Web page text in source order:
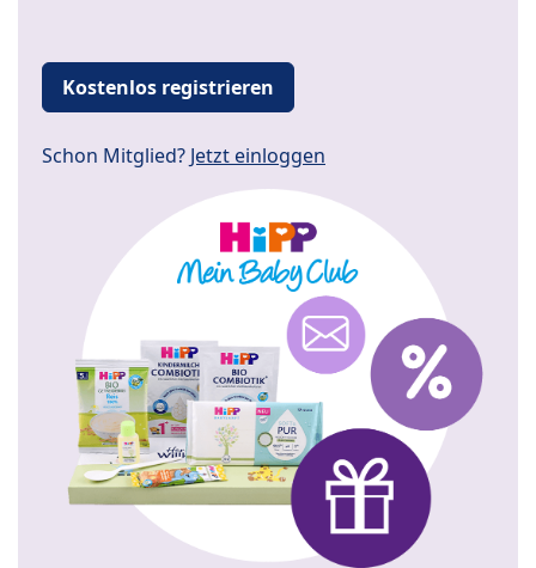
Kostenlos registrieren
Schon Mitglied? Jetzt einloggen